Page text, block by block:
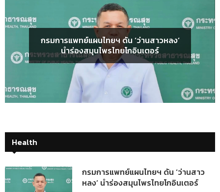
กรมการแพทย์แผนไทยฯ ดัน ‘ว่านสาวหลง’
นำร่องสมุนไพรไทยโกอินเตอร์
Health
กรมการแพทย์แผนไทยฯ ดัน ‘ว่านสาว
หลง’ นำร่องสมุนไพรไทยโกอินเตอร์